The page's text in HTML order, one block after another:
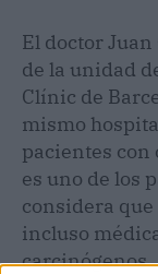
El doctor
de la unidad
Clínic de
mismo
pacientes
es uno de los
considera
incluso
carcinógenos.